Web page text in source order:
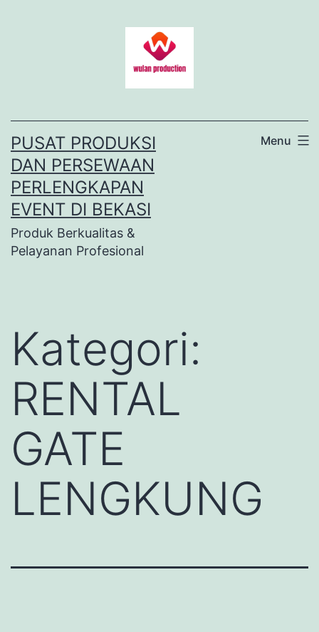
PUSAT PRODUKSI
DAN PERSEWAAN
PERLENGKAPAN
EVENT DI BEKASI
Produk Berkualitas &
Pelayanan Profesional
Menu
Kategori:
RENTAL
GATE
LENGKUNG